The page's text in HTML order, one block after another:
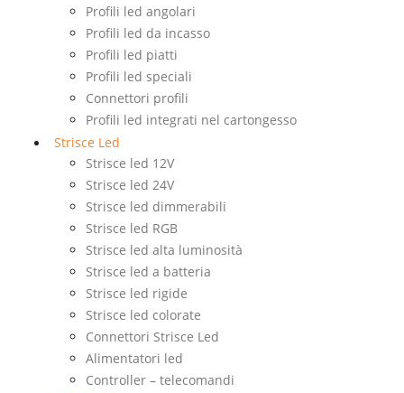
Profili led angolari
Profili led da incasso
Profili led piatti
Profili led speciali
Connettori profili
Profili led integrati nel cartongesso
Strisce Led
Strisce led 12V
Strisce led 24V
Strisce led dimmerabili
Strisce led RGB
Strisce led alta luminosità
Strisce led a batteria
Strisce led rigide
Strisce led colorate
Connettori Strisce Led
Alimentatori led
Controller – telecomandi